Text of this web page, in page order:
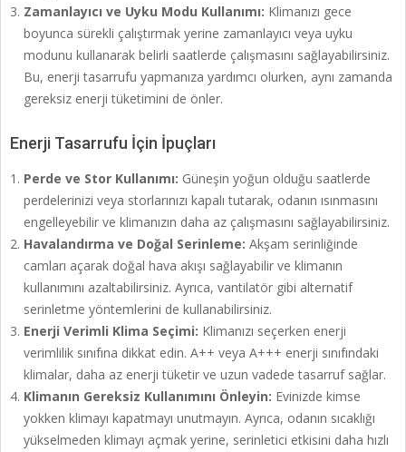
Zamanlayıcı ve Uyku Modu Kullanımı: Klimanızı gece
boyunca sürekli çalıştırmak yerine zamanlayıcı veya uyku
modunu kullanarak belirli saatlerde çalışmasını sağlayabilirsiniz.
Bu, enerji tasarrufu yapmanıza yardımcı olurken, aynı zamanda
gereksiz enerji tüketimini de önler.
Enerji Tasarrufu İçin İpuçları
Perde ve Stor Kullanımı: Güneşin yoğun olduğu saatlerde
perdelerinizi veya storlarınızı kapalı tutarak, odanın ısınmasını
engelleyebilir ve klimanızın daha az çalışmasını sağlayabilirsiniz.
Havalandırma ve Doğal Serinleme: Akşam serinliğinde
camları açarak doğal hava akışı sağlayabilir ve klimanın
kullanımını azaltabilirsiniz. Ayrıca, vantilatör gibi alternatif
serinletme yöntemlerini de kullanabilirsiniz.
Enerji Verimli Klima Seçimi: Klimanızı seçerken enerji
verimlilik sınıfına dikkat edin. A++ veya A+++ enerji sınıfındaki
klimalar, daha az enerji tüketir ve uzun vadede tasarruf sağlar.
Klimanın Gereksiz Kullanımını Önleyin: Evinizde kimse
yokken klimayı kapatmayı unutmayın. Ayrıca, odanın sıcaklığı
yükselmeden klimayı açmak yerine, serinletici etkisini daha hızlı